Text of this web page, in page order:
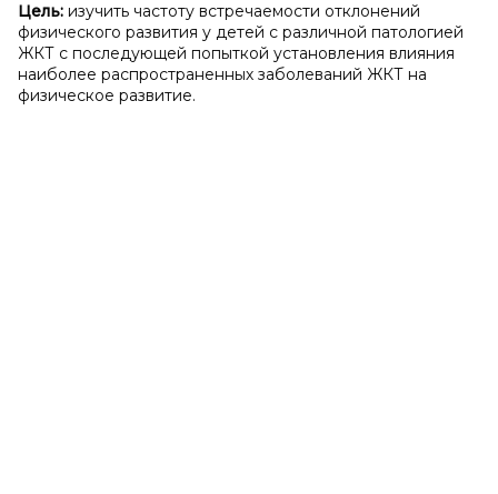
Цель: изучить частоту встречаемости отклонений
физического развития у детей с различной патологией
ЖКТ с последующей попыткой установления влияния
наиболее распространенных заболеваний ЖКТ на
физическое развитие.